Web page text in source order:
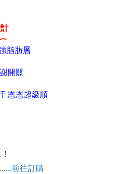
脂肪層
開關
恩恩超級順
前往訂購